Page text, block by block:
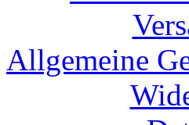
Allgemeine